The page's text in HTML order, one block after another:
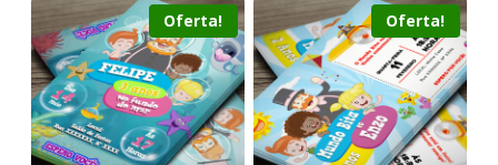
Oferta! Oferta!